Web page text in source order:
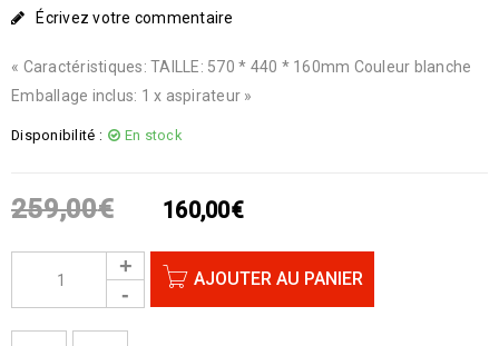
Écrivez votre commentaire
« Caractéristiques: TAILLE: 570 * 440 * 160mm Couleur blanche
Emballage inclus: 1 x aspirateur »
Disponibilité : En stock
259,00€ 160,00€
AJOUTER AU PANIER